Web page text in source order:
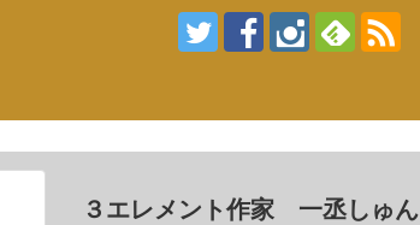
３エレメント作家 一丞しゅん